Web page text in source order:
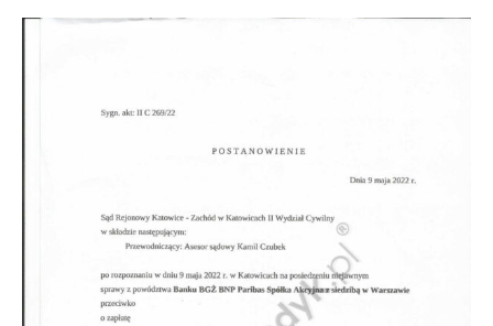
Negocjacje z wierzycielami
Doradztwo & konsulting